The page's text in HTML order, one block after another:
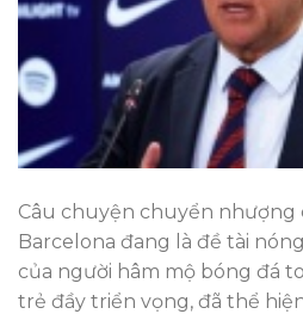
Câu chuyện chuyển nhượng
Barcelona đang là đề tài
của người hâm mộ bóng đá
trẻ đầy triển vọng, đã thể